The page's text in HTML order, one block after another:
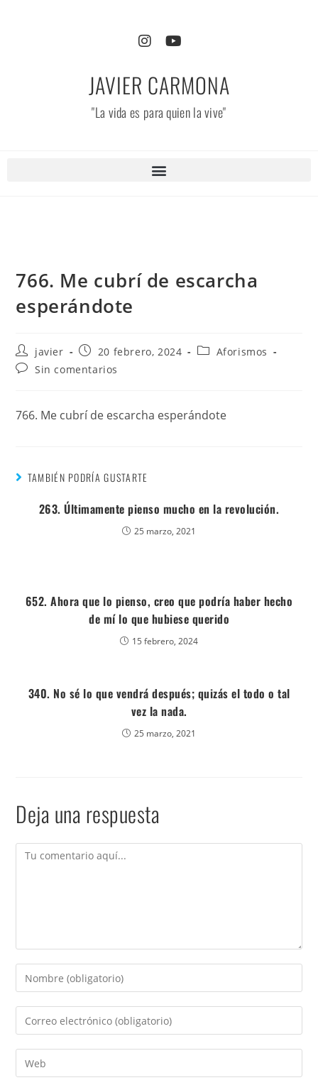
JAVIER CARMONA
"La vida es para quien la vive"
766. Me cubrí de escarcha
esperándote
javier 20 febrero, 2024
Aforismos
Sin comentarios
766. Me cubrí de escarcha esperándote
TAMBIÉN PODRÍA GUSTARTE
263. Últimamente pienso mucho en la revolución.
25 marzo, 2021
652. Ahora que lo pienso, creo que podría haber hecho
de mí lo que hubiese querido
15 febrero, 2024
340. No sé lo que vendrá después; quizás el todo o tal
vez la nada.
25 marzo, 2021
Deja una respuesta